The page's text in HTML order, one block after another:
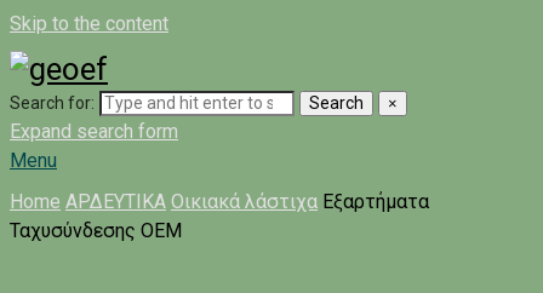
Skip to the content
Search for: Search ×
Expand search form
Menu
Home ΑΡΔΕΥΤΙΚΑ Οικιακά λάστιχα Εξαρτήματα
Ταχυσύνδεσης ΟΕΜ